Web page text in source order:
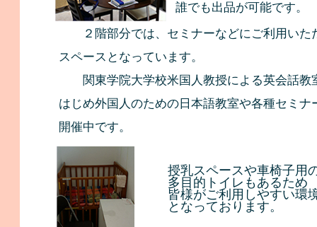
誰でも出品が可能です。
２階部分では、セミナーなどにご利用いた
スペースとなっています。
関東学院大学校米国人教授による英会話教
はじめ外国人のための日本語教室や各種セミナ
開催中です。
授乳スペースや車椅子用
多目的トイレもあるため
皆様がご利用しやすい環
となっております。